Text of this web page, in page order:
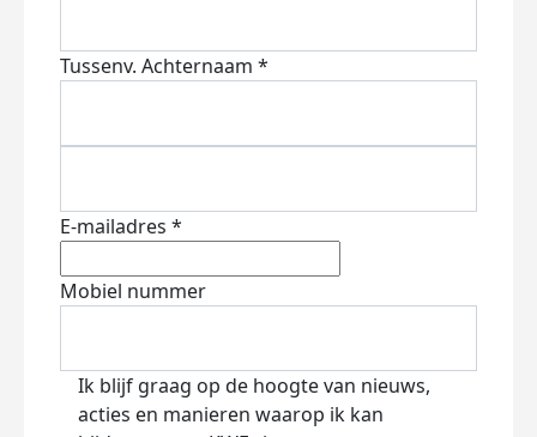
Tussenv. Achternaam *
E-mailadres *
Mobiel nummer
Ik blijf graag op de hoogte van nieuws,
acties en manieren waarop ik kan